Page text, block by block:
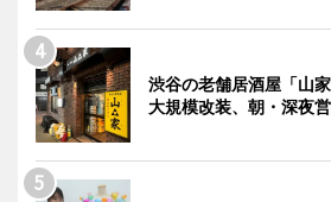
渋谷の老舗居酒屋「山
大規模改装、朝・深夜